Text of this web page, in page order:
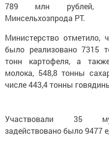
789 млн рублей,
Минсельхозпрода РТ.
Министерство отметило,
было реализовано 7315
тонн картофеля, а
молока, 548,8 тонны
числе 443,4 тонны
Участвовали 35
задействовано было 9477